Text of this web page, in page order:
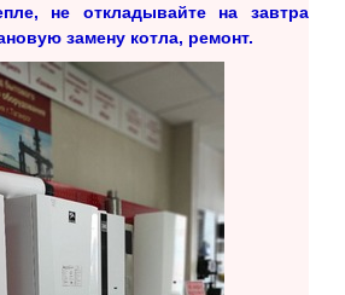
не откладывайте на завтра
замену котла, ремонт.